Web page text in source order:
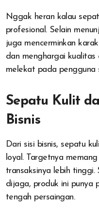
Nggak heran kalau
profesional. Selain
juga mencerminkan
dan menghargai
melekat pada pengguna
Sepatu Kulit
Bisnis
Dari sisi bisnis, sepatu
loyal. Targetnya
transaksinya lebih
dijaga, produk ini punya
tengah persaingan.